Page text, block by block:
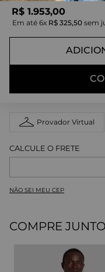
R$ 1.953,00
Em até 6x R$ 325,50 sem
Provador Virtual
NÃO SEI MEU CEP
COMPRE JUNTO